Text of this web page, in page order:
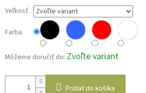
Veľkosť
Farba
Môžeme doručiť do: Zvoľte variant
Pridať do košíka